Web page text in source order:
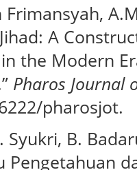
Frimansyah,
A
the Modern
Pharos Journal
pharosjot.
Syukri, B.
Pengetahuan